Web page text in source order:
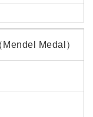
Medal）